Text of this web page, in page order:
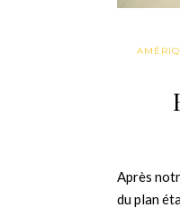
Après
du plan